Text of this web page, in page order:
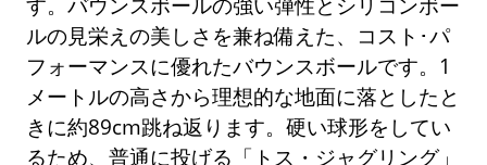
ルの見栄えの美しさを兼ね備えた、コスト･パ
フォーマンスに優れたバウンスボールです。1
メートルの高さから理想的な地面に落としたと
きに約89cm跳ね返ります。硬い球形をしてい
るため、普通に投げる「トス・ジャグリング」